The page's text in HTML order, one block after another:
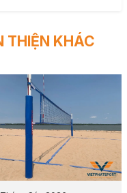
THIỆN KHÁC